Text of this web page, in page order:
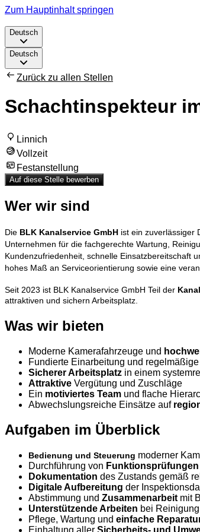
Zum Hauptinhalt springen
Deutsch
Deutsch
Zurück zu allen Stellen
Schachtinspekteur
Linnich
Vollzeit
Festanstellung
Auf diese Stelle bewerben
Wer wir sind
Die BLK Kanalservice GmbH ist ein zuverlässiger
Unternehmen für die fachgerechte Wartung,
Kundenzufriedenheit, schnelle Einsatzbereitschaft
hohes Maß an Serviceorientierung sowie eine
Seit 2023 ist BLK Kanalservice GmbH Teil der
attraktiven und sichern Arbeitsplatz.
Was wir bieten
Moderne Kamerafahrzeuge und
Fundierte Einarbeitung und regelmäßige
Sicherer Arbeitsplatz in einem
Attraktive Vergütung und Zuschläge
Ein motiviertes Team und flache
Abwechslungsreiche Einsätze auf
Aufgaben im Überblick
Bedienung und Steuerung moderner
Durchführung von Funktionsprüfungen
Dokumentation des Zustands gemäß
Digitale Aufbereitung der
Abstimmung und Zusammenarbeit mit
Unterstützende Arbeiten bei
Pflege, Wartung und einfache